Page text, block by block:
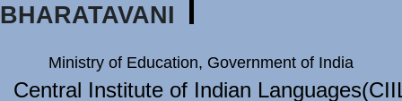
BHARATAVANI
Ministry of Education, Government of India
Central Institute of Indian